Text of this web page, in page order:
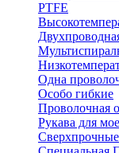
PTFE
Одна
Особо гибкие
Проволочная
Рукава для
Сверхпрочные